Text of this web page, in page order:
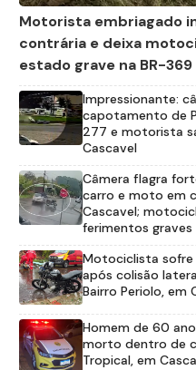
Motorista embriagado
contrária e deixa
estado grave na BR-
Impressionante:
capotamento de
277 e motorista
Cascavel
Câmera flagra
carro e moto em
Cascavel;
ferimentos graves
Motociclista sofre
após colisão
Bairro Periolo, em
Homem de 60
morto dentro de
Tropical, em